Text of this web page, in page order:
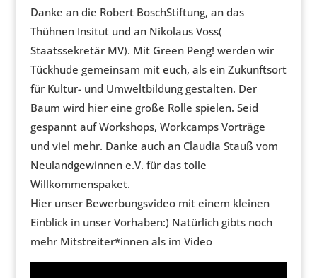
Danke an die Robert BoschStiftung, an das
Thühnen Insitut und an Nikolaus Voss(
Staatssekretär MV). Mit Green Peng! werden wir
Tückhude gemeinsam mit euch, als ein Zukunftsort
für Kultur- und Umweltbildung gestalten. Der
Baum wird hier eine große Rolle spielen. Seid
gespannt auf Workshops, Workcamps Vorträge
und viel mehr. Danke auch an Claudia Stauß vom
Neulandgewinnen e.V. für das tolle
Willkommenspaket.
Hier unser Bewerbungsvideo mit einem kleinen
Einblick in unser Vorhaben:) Natürlich gibts noch
mehr Mitstreiter*innen als im Video